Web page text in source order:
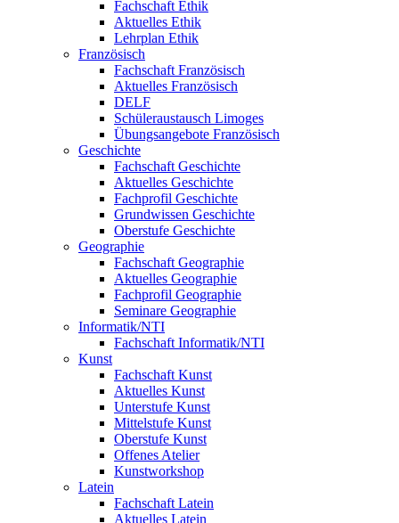
Fachschaft Ethik
Aktuelles Ethik
Lehrplan Ethik
Französisch
Fachschaft Französisch
Aktuelles Französisch
DELF
Schüleraustausch Limoges
Übungsangebote Französisch
Geschichte
Fachschaft Geschichte
Aktuelles Geschichte
Fachprofil Geschichte
Grundwissen Geschichte
Oberstufe Geschichte
Geographie
Fachschaft Geographie
Aktuelles Geographie
Fachprofil Geographie
Seminare Geographie
Informatik/NTI
Fachschaft Informatik/NTI
Kunst
Fachschaft Kunst
Aktuelles Kunst
Unterstufe Kunst
Mittelstufe Kunst
Oberstufe Kunst
Offenes Atelier
Kunstworkshop
Latein
Fachschaft Latein
Aktuelles Latein